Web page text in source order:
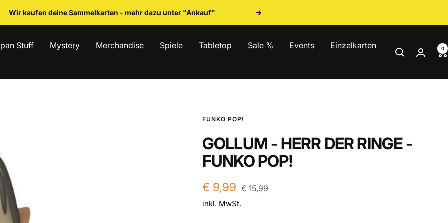
Wir kaufen deine Sammelkarten - mehr dazu unter "Ankauf" Weiter
Stuff Mystery Merchandise Spiele Tabletop Sale % Events Einzelkarten 0
FUNKO POP!
GOLLUM - HERR DER RINGE -
FUNKO POP!
Angebotspreis
€ 9,99 Regulärer
€ 15,99
inkl. MwSt.